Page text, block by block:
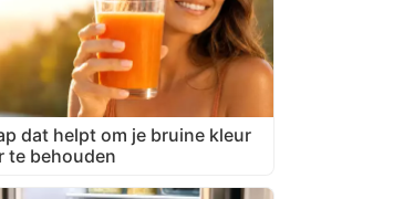
dat helpt om je bruine kleur
te behouden